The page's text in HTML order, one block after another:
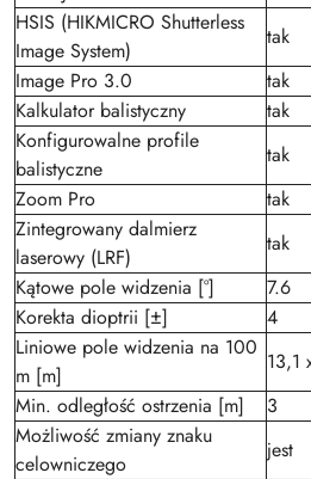
HSIS (HIKMICRO Shutterless
Image System)
tak
Image Pro 3.0
tak
Kalkulator balistyczny
tak
Konfigurowalne profile
balistyczne
tak
Zoom Pro
tak
Zintegrowany dalmierz
laserowy (LRF)
tak
Kątowe pole widzenia [°]
7.6
Korekta dioptrii [±]
4
Liniowe pole widzenia na 100
m [m]
13,1
Min. odległość ostrzenia [m]
3
Możliwość zmiany znaku
celowniczego
jest